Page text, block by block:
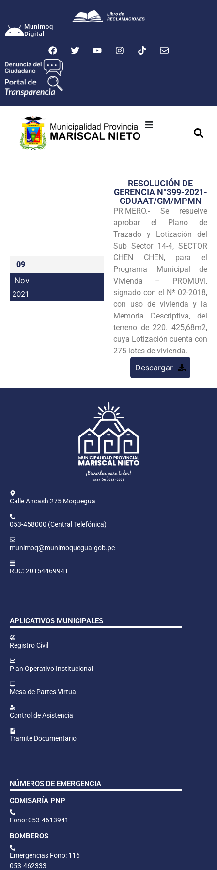
Munimoq
Digital
Transparencia
Seguridad
Programas
Intranet
09
Nov
2021
RESOLUCIÓN DE
GERENCIA N°399-2021-
GDUAAT/GM/MPMN
PRIMERO.- Se resuelve
aprobar el Plano de
Trazado y Lotización del
Sub Sector 14-4, SECTOR
CHEN CHEN, para el
Programa Municipal de
Vivienda – PROMUVI,
signado con el N* 02-2018,
con uso de vivienda y la
Memoria Descriptiva, del
terreno de 220. 425,68m2,
cuya Lotización cuenta con
275 lotes de vivienda.
Descargar
Calle Ancash 275 Moquegua
053-458000 (Central Telefónica)
munimoq@munimoquegua.gob.pe
RUC: 20154469941
APLICATIVOS MUNICIPALES
Registro Civil
Plan Operativo Institucional
Mesa de Partes Virtual
Control de Asistencia
Trámite Documentario
NÚMEROS DE EMERGENCIA
COMISARÍA PNP
Fono: 053-4613941
BOMBEROS
Emergencias Fono: 116
053-462333